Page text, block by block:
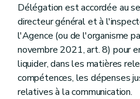
Délégation est accordée au
directeur général et à
l'Agence (ou de l'organisme
novembre 2021, art. 8) pour
liquider, dans les matières
compétences, les dépenses
relatives à la communication.